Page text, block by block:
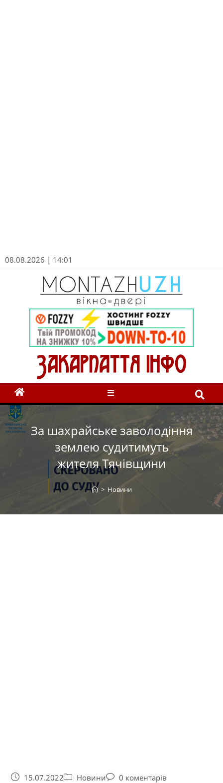
08.08.2026 | 14:01
За шахрайське заволодіння
землею судитимуть
жителя Тячівщини
> Новини
15.07.2022 Новини 0 коментарів